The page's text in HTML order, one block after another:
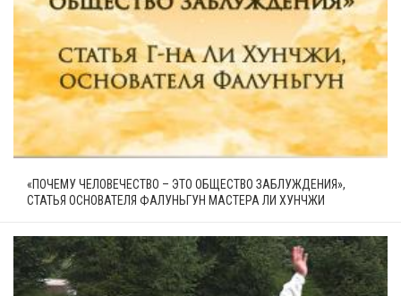
«ПОЧЕМУ ЧЕЛОВЕЧЕСТВО – ЭТО ОБЩЕСТВО ЗАБЛУЖДЕНИЯ»,
СТАТЬЯ ОСНОВАТЕЛЯ ФАЛУНЬГУН МАСТЕРА ЛИ ХУНЧЖИ